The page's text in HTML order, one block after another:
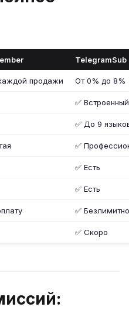
TelegramSub
продажи От 0% до 8%
✅ Встроенный
✅ До 9
✅
✅ Есть
✅ Есть
✅
✅ Скоро